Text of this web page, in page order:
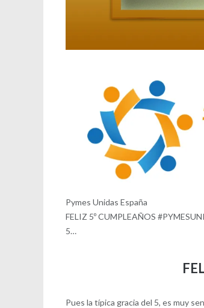
Pymes Unidas España
FELIZ 5º CUMPLEAÑOS
5…
Pues la típica gracia del 5, es muy